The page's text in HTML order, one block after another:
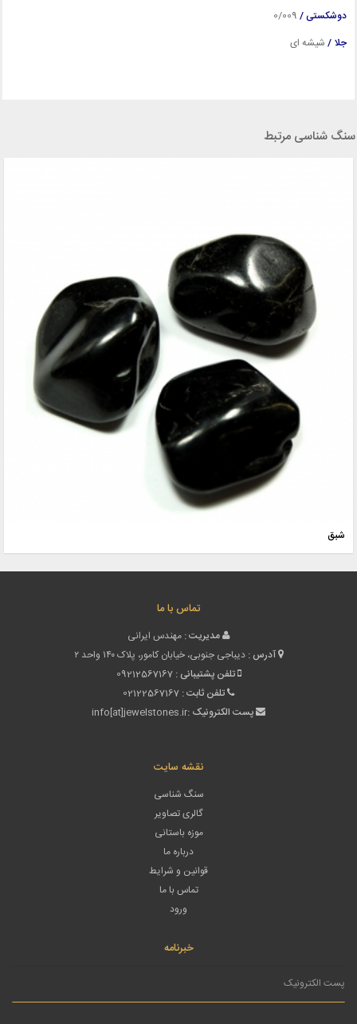
دوشکستی /
جلا / شیشه ای
سنگ شناسی مرتبط
شبق
تماس با ما
مدیریت : مهندس ایرانی
آدرس : دیباجی جنوبی، خیابان کامور، پلاک ۱۴۰ واحد ۲
تلفن پشتیبانی : 09212567167
تلفن ثابت : 02122567167
پست الکترونیک :info[at]jewelstones.ir
نقشه سایت
سنگ شناسی
گالری تصاویر
موزه باستانی
درباره ما
قوانین و شرایط
تماس با ما
ورود
خبرنامه